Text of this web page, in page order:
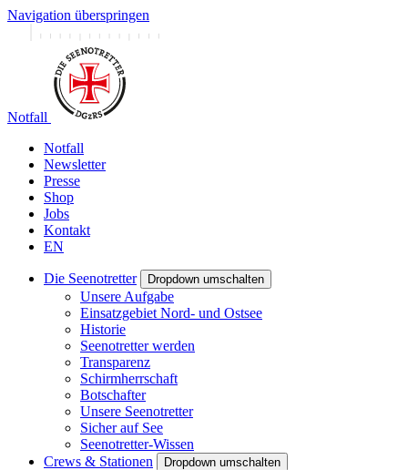
Navigation überspringen
Notfall
Notfall
Newsletter
Presse
Shop
Jobs
Kontakt
EN
Die Seenotretter Dropdown umschalten
Unsere Aufgabe
Einsatzgebiet Nord- und Ostsee
Historie
Seenotretter werden
Transparenz
Schirmherrschaft
Botschafter
Unsere Seenotretter
Sicher auf See
Seenotretter-Wissen
Crews & Stationen
Dropdown umschalten